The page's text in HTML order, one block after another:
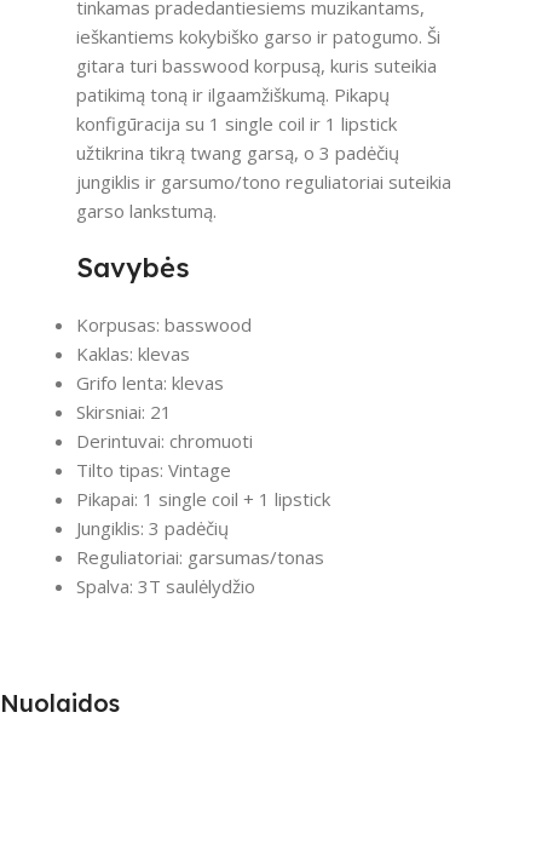
tinkamas pradedantiesiems muzikantams,
ieškantiems kokybiško garso ir patogumo. Ši
gitara turi basswood korpusą, kuris suteikia
patikimą toną ir ilgaamžiškumą. Pikapų
konfigūracija su 1 single coil ir 1 lipstick
užtikrina tikrą twang garsą, o 3 padėčių
jungiklis ir garsumo/tono reguliatoriai suteikia
garso lankstumą.
Savybės
Korpusas: basswood
Kaklas: klevas
Grifo lenta: klevas
Skirsniai: 21
Derintuvai: chromuoti
Tilto tipas: Vintage
Pikapai: 1 single coil + 1 lipstick
Jungiklis: 3 padėčių
Reguliatoriai: garsumas/tonas
Spalva: 3T saulėlydžio
Nuolaidos